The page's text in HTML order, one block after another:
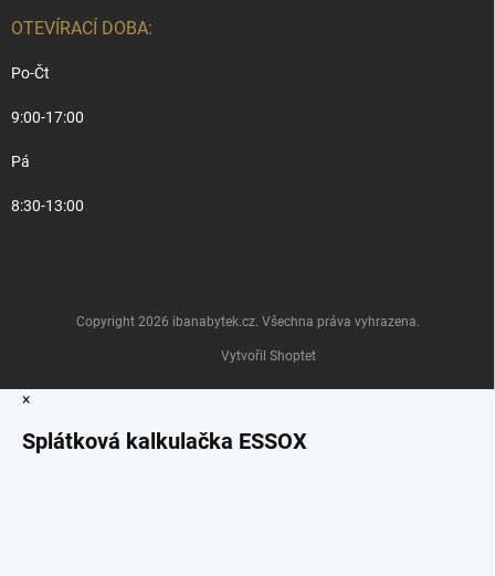
OTEVÍRACÍ DOBA:
Po-Čt
9:00-17:00
Pá
8:30-13:00
Vytvořil Shoptet
Copyright 2026 ibanabytek.cz. Všechna práva vyhrazena.
×
Splátková kalkulačka ESSOX